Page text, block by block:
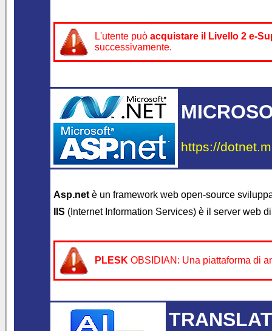
L'utente può acquistare il
Livello 2 e-
successivamente.
https://
Asp.net è un framework web open-source
IIS (Internet Information Services) è il server web
PLESK OBSIDIAN: Una piattaforma di